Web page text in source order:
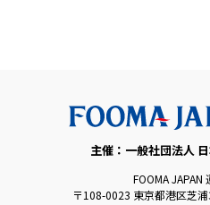
主催：一般社団法人
FOOMA JAPAN
〒108-0023 東京都港区芝